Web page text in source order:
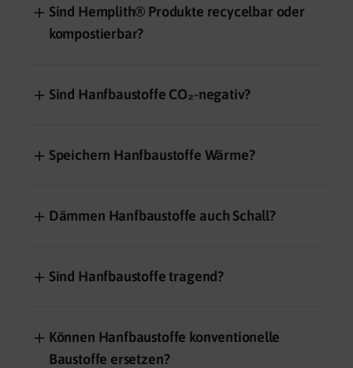
＋ Sind Hemplith® Produkte recycelbar oder
kompostierbar?
＋ Sind Hanfbaustoffe CO₂-negativ?
＋ Speichern Hanfbaustoffe Wärme?
＋ Dämmen Hanfbaustoffe auch Schall?
＋ Sind Hanfbaustoffe tragend?
＋ Können Hanfbaustoffe konventionelle
Baustoffe ersetzen?